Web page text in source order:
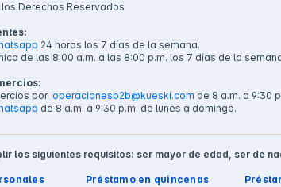
Derechos Reservados
24 horas los 7 días de la semana.
de las 8:00 a.m. a las 8:00 p.m. los 7 días de la
por operacionesb2b@kueski.com de 8 a.m. a 9:30
de 8 a.m. a 9:30 p.m. de lunes a domingo.
los siguientes requisitos: ser mayor de edad, ser de
Préstamo en quincenas